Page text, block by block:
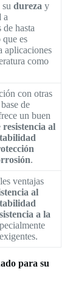
dureza y
a
de hasta
es
aplicaciones
como
con otras
de
un buen
resistencia al
.
ventajas
al
a la
para su